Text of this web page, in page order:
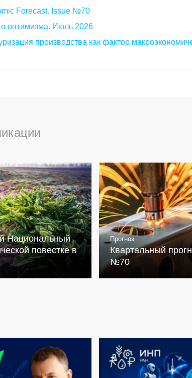
Forecast. Issue №70
оптимизма. Июль 2026
производства как фактор
Национальный
повестке в
Прогноз
Квартальный
№70